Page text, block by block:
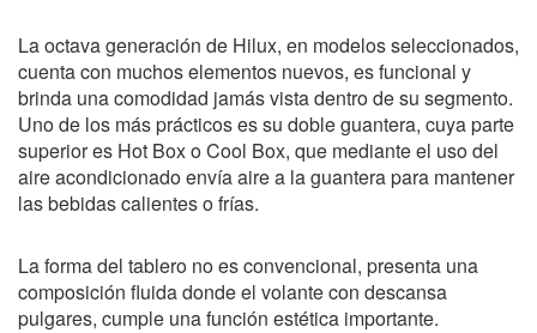
La octava generación de Hilux, en modelos seleccionados,
cuenta con muchos elementos nuevos, es funcional y
brinda una comodidad jamás vista dentro de su segmento.
Uno de los más prácticos es su doble guantera, cuya parte
superior es Hot Box o Cool Box, que mediante el uso del
aire acondicionado envía aire a la guantera para mantener
las bebidas calientes o frías.
La forma del tablero no es convencional, presenta una
composición fluida donde el volante con descansa
pulgares, cumple una función estética importante.